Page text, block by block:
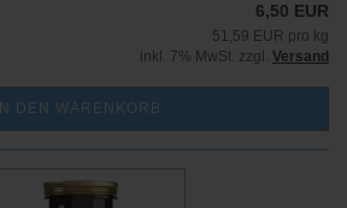
6,50 EUR
51,59 EUR pro kg
inkl. 7% MwSt. zzgl. Versand
IN DEN WARENKORB